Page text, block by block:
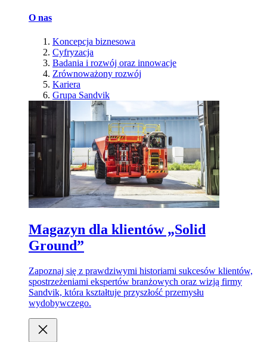
O nas
Koncepcja biznesowa
Cyfryzacja
Badania i rozwój oraz innowacje
Zrównoważony rozwój
Kariera
Grupa Sandvik
Magazyn dla klientów „Solid
Ground”
Zapoznaj się z prawdziwymi historiami sukcesów klientów,
spostrzeżeniami ekspertów branżowych oraz wizją firmy
Sandvik, która kształtuje przyszłość przemysłu
wydobywczego.